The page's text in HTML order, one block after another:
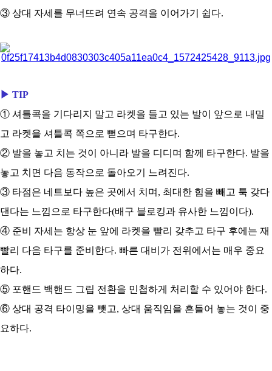
③ 상대 자세를 무너뜨려 연속 공격을 이어가기 쉽다.
▶ TIP
① 셔틀콕을 기다리지 말고 라켓을 들고 있는 발이 앞으로 내밀
고 라켓을 셔틀콕 쪽으로 뻗으며 타구한다.
② 발을 놓고 치는 것이 아니라 발을 디디며 함께 타구한다. 발을
놓고 치면 다음 동작으로 돌아오기 느려진다.
③ 타점은 네트보다 높은 곳에서 치며, 최대한 힘을 빼고 툭 갖다
댄다는 느낌으로 타구한다(배구 블로킹과 유사한 느낌이다).
④ 준비 자세는 항상 눈 앞에 라켓을 빨리 갖추고 타구 후에는 재
빨리 다음 타구를 준비한다. 빠른 대비가 전위에서는 매우 중요
하다.
⑤ 포핸드 백핸드 그립 전환을 민첩하게 처리할 수 있어야 한다.
⑥ 상대 공격 타이밍을 뺏고, 상대 움직임을 흔들어 놓는 것이 중
요하다.